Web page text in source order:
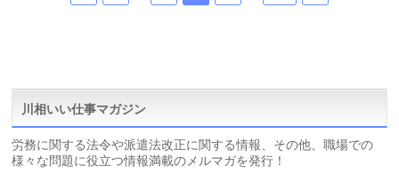
川相いい仕事マガジン
労務に関する法令や派遣法改正に関する情報、その他、職場での
様々な問題に役立つ情報満載のメルマガを発行！